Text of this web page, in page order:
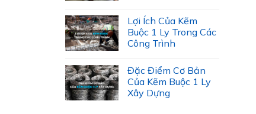
Lợi Ích Của Kẽm
Buộc 1 Ly Trong Các
Công Trình
Đặc Điểm Cơ Bản
Của Kẽm Buộc 1 Ly
Xây Dựng